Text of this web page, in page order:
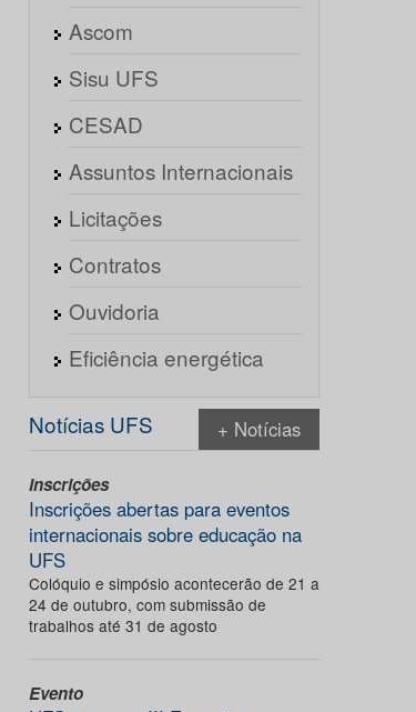
Ascom
Sisu UFS
CESAD
Assuntos Internacionais
Licitações
Contratos
Ouvidoria
Eficiência energética
Notícias UFS + Notícias
Inscrições
Inscrições abertas para eventos
internacionais sobre educação na
UFS
Colóquio e simpósio acontecerão de 21 a
24 de outubro, com submissão de
trabalhos até 31 de agosto
Evento